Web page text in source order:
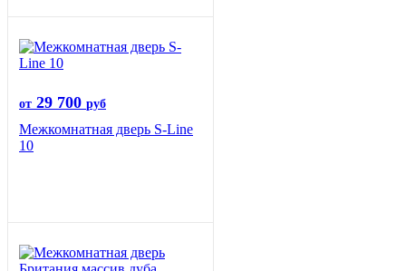
от 29 700 руб
Межкомнатная дверь S-Line
10